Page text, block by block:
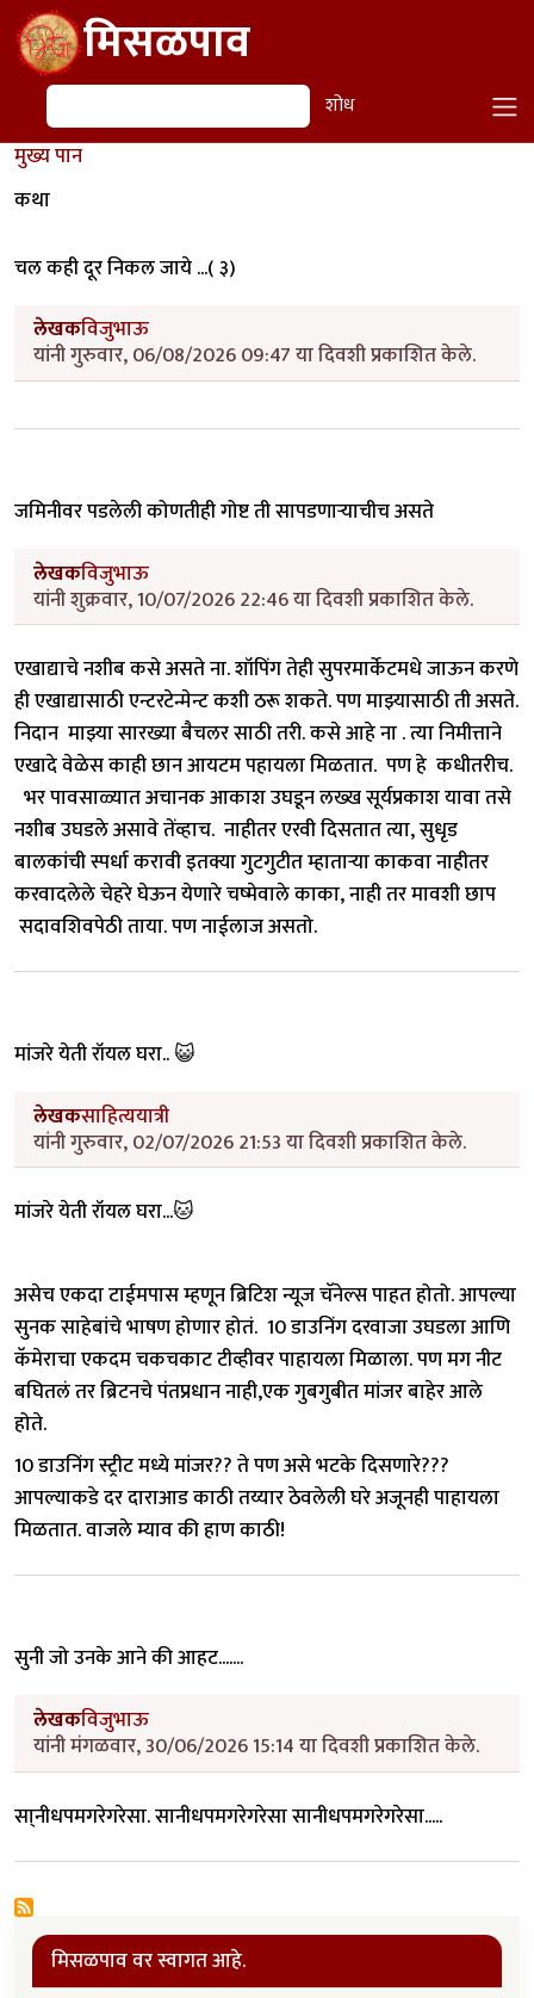
Skip to main contentमिसळपाव
शोध शोध
मुख्य पान
कथा
चल कही दूर निकल जाये ...( ३)
लेखकविजुभाऊ
यांनी गुरुवार, 06/08/2026 09:47 या दिवशी प्रकाशित केले.
जमिनीवर पडलेली कोणतीही गोष्ट ती सापडणाऱ्याचीच असते
लेखकविजुभाऊ
यांनी शुक्रवार, 10/07/2026 22:46 या दिवशी प्रकाशित केले.
एखाद्याचे नशीब कसे असते ना. शॉपिंग तेही सुपरमार्केटमधे जाऊन करणे
ही एखाद्यासाठी एन्टरटेन्मेन्ट कशी ठरू शकते. पण माझ्यासाठी ती असते.
निदान माझ्या सारख्या बैचलर साठी तरी. कसे आहे ना . त्या निमीत्ताने
एखादे वेळेस काही छान आयटम पहायला मिळतात. पण हे कधीतरीच.
भर पावसाळ्यात अचानक आकाश उघडून लख्ख सूर्यप्रकाश यावा तसे
नशीब उघडले असावे तेंव्हाच. नाहीतर एरवी दिसतात त्या, सुधृड
बालकांची स्पर्धा करावी इतक्या गुटगुटीत म्हाताऱ्या काकवा नाहीतर
करवादलेले चेहरे घेऊन येणारे चष्मेवाले काका, नाही तर मावशी छाप
सदावशिवपेठी ताया. पण नाईलाज असतो.
मांजरे येती रॉयल घरा.. 😺
लेखकसाहित्ययात्री
यांनी गुरुवार, 02/07/2026 21:53 या दिवशी प्रकाशित केले.
मांजरे येती रॉयल घरा...🐱
असेच एकदा टाईमपास म्हणून ब्रिटिश न्यूज चॅनेल्स पाहत होतो. आपल्या
सुनक साहेबांचे भाषण होणार होतं. 10 डाउनिंग दरवाजा उघडला आणि
कॅमेराचा एकदम चकचकाट टीव्हीवर पाहायला मिळाला. पण मग नीट
बघितलं तर ब्रिटनचे पंतप्रधान नाही,एक गुबगुबीत मांजर बाहेर आले
होते.
10 डाउनिंग स्ट्रीट मध्ये मांजर?? ते पण असे भटके दिसणारे???
आपल्याकडे दर दाराआड काठी तय्यार ठेवलेली घरे अजूनही पाहायला
मिळतात. वाजले म्याव की हाण काठी!
सुनी जो उनके आने की आहट.......
लेखकविजुभाऊ
यांनी मंगळवार, 30/06/2026 15:14 या दिवशी प्रकाशित केले.
सा्नीधपमगरेगरेसा.सानीधपमगरेगरेसासानीधपमगरेगरेसा.....
मिसळपाव वर स्वागत आहे.